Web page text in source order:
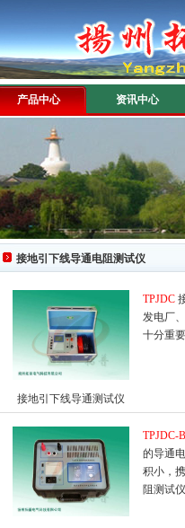
产品中心 资讯中心
接地引下线导通电阻测试仪
接地引下线导通测试仪
TPJDC
发电厂
十分重
TPJDC-B
的导通
积小，
阻测试